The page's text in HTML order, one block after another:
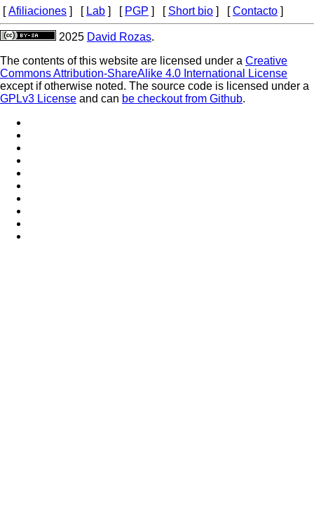
Footer
[Afiliaciones ] [ Lab ] [ PGP ] [ Short bio ] [Contacto ]
2025 David Rozas.
The contents of this website are licensed under a Creative
Commons Attribution-ShareAlike 4.0 International License
except if otherwise noted. The source code is licensed under a
GPLv3 License and can be checkout from Github.